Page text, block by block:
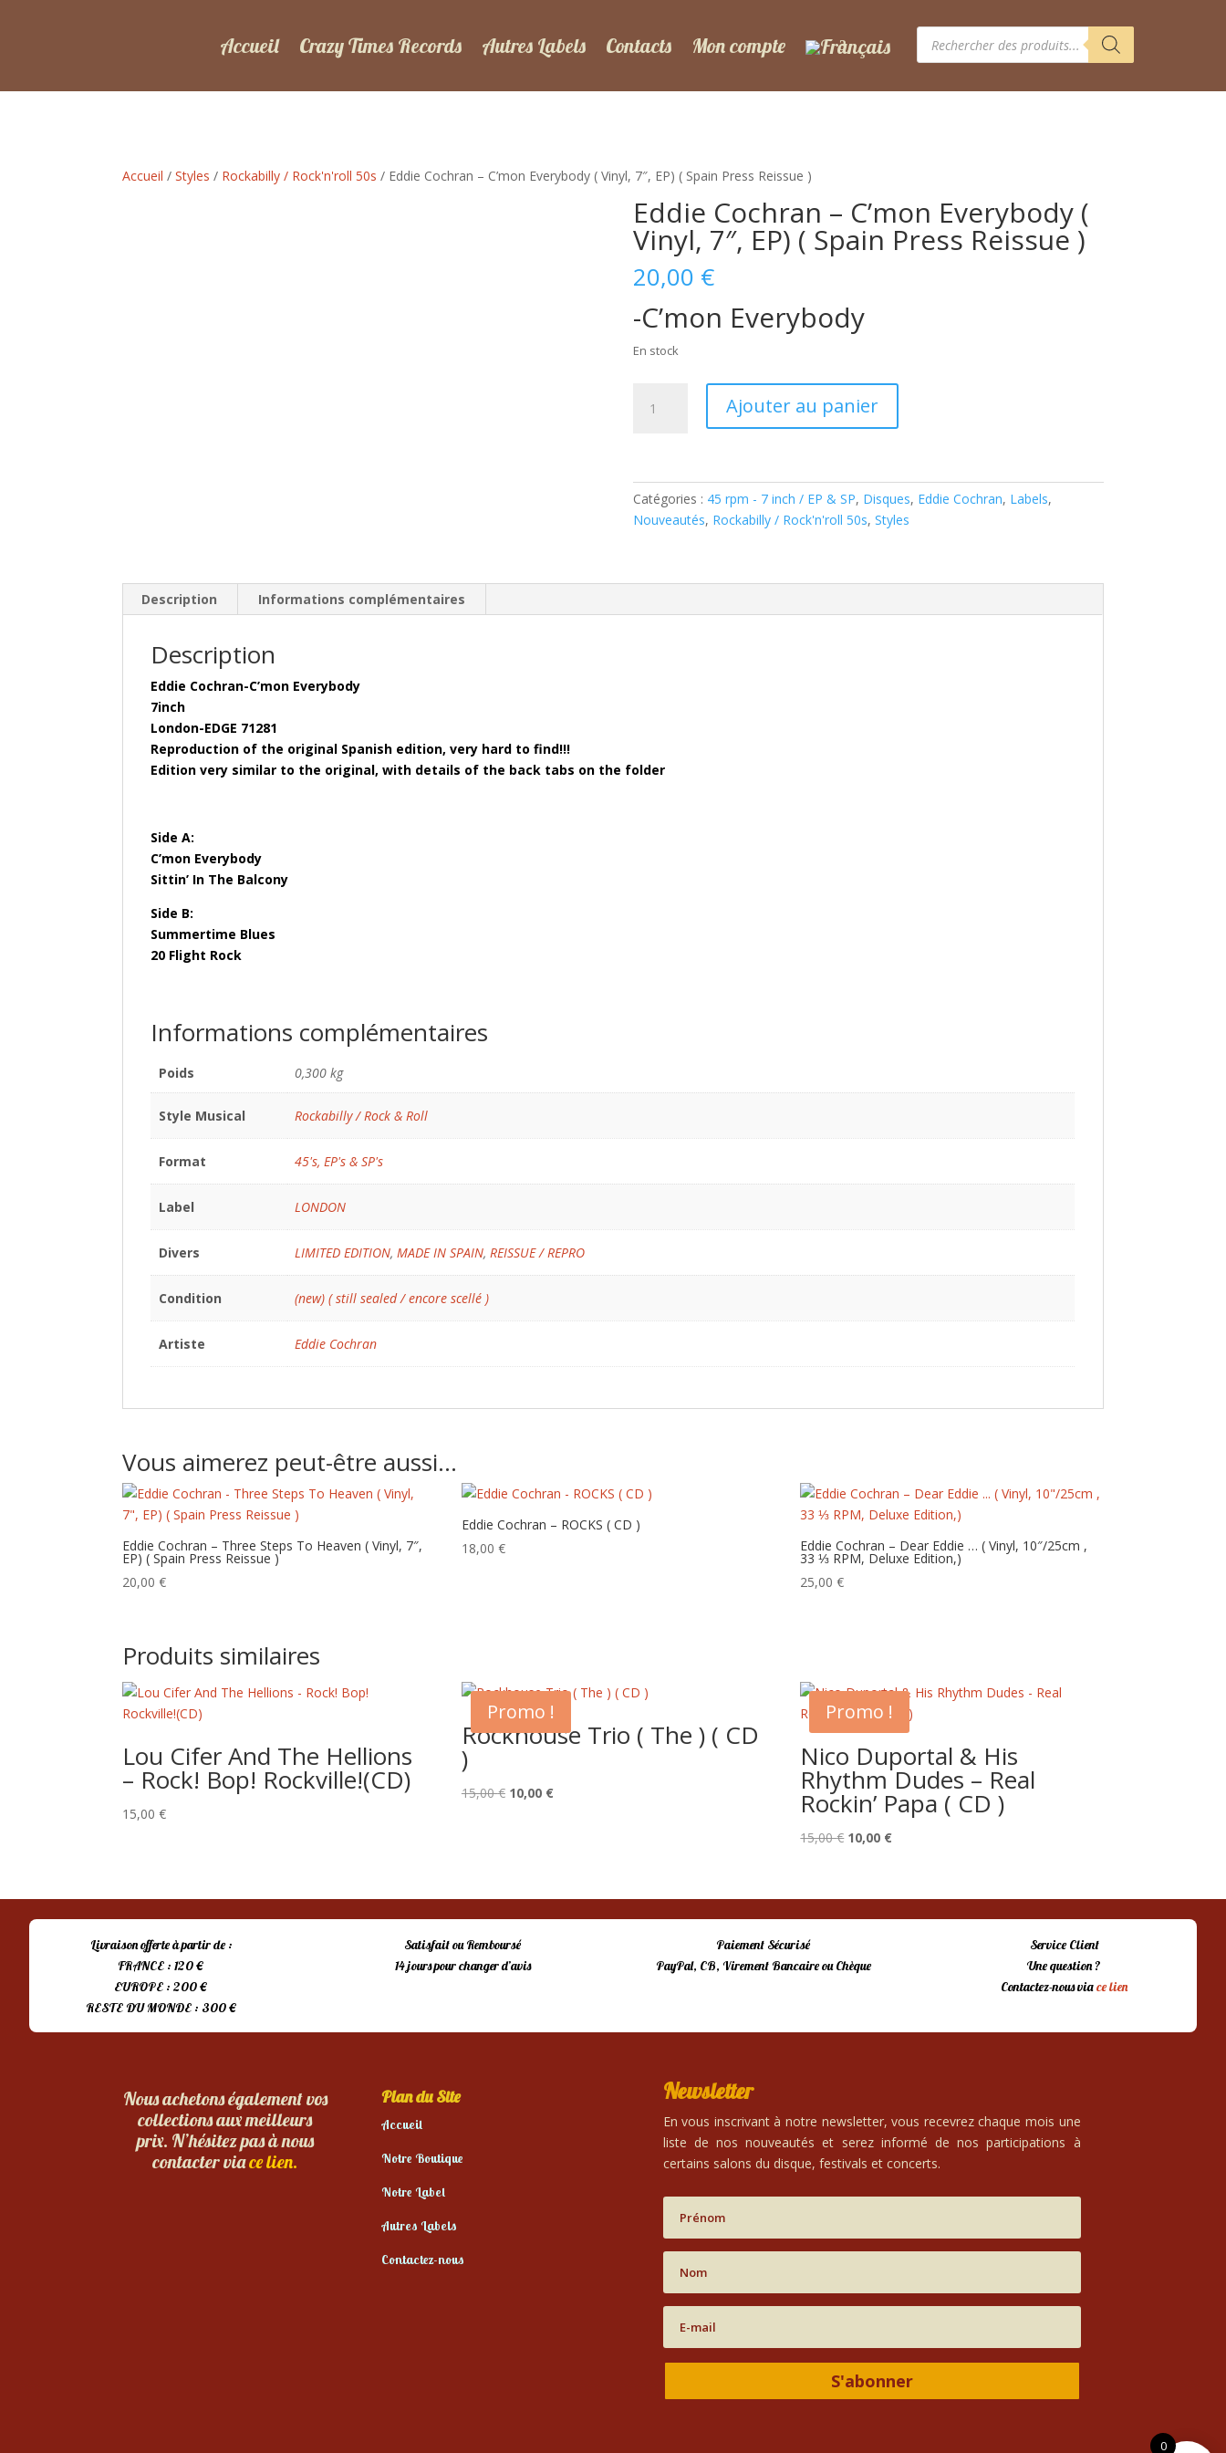
Accueil Crazy Times Records Autres Labels Contacts Mon compte
Recherche
produits
Accueil /Styles / Rockabilly / Rock'n'roll 50s / Eddie Cochran – C’mon Everybody ( Vinyl, 7″, EP) ( Spain Press Reissue )
Eddie Cochran – C’mon Everybody (
Vinyl, 7″, EP) ( Spain Press Reissue )
20,00 €
-C’mon Everybody
En stock
C'mon
Everybody
7",
Ajouter au panier
Catégories : 45 rpm - 7 inch / EP & SP, Disques, Eddie Cochran, Labels,
Nouveautés, Rockabilly / Rock'n'roll 50s, Styles
Description Informations complémentaires
Description
Eddie Cochran-C’mon Everybody
7inch
London-EDGE 71281
Reproduction of the original Spanish edition, very hard to find!!!
Edition very similar to the original, with details of the back tabs on the folder
Side A:
C’mon Everybody
Sittin’ In The Balcony
Side B:
Summertime Blues
20 Flight Rock
Informations complémentaires
Poids 0,300 kg
Style Musical Rockabilly / Rock & Roll
Format 45's, EP's & SP's
Label LONDON
Divers LIMITED EDITION,MADE IN SPAIN,REISSUE / REPRO
Condition (new) ( still sealed / encore scellé )
Artiste Eddie Cochran
Vous aimerez peut-être aussi…
Eddie Cochran – Three Steps To Heaven ( Vinyl, 7″,
EP) ( Spain Press Reissue )
20,00€
Eddie Cochran – ROCKS ( CD )
18,00 € Eddie Cochran – Dear Eddie … ( Vinyl, 10″/25cm ,
33 ⅓ RPM, Deluxe Edition,)
25,00€
Produits similaires
Lou Cifer And The Hellions
– Rock! Bop! Rockville!(CD)
15,00€
Promo !
Rockhouse Trio ( The ) ( CD
)
15,00€ Le
10,00 €Le
Promo !
Nico Duportal & His
Rhythm Dudes – Real
Rockin’ Papa ( CD )
15,00€ Le
était :
15,00 €.
10,00 €Le
est :
10,00 €.
Livraison offerte à partir de :
FRANCE : 120 €
EUROPE : 200 €
RESTE DU MONDE : 300 €
Satisfait ou Remboursé
14 jours pour changer d’avis
Paiement Sécurisé
PayPal, CB, Virement Bancaire ou Chèque
Service Client
Une question ?
Contactez-nous viace lien
Nous achetons également vos
collections aux meilleurs
prix. N’hésitez pas à nous
contacter viace lien.
Plan du Site
Accueil
Notre Boutique
Notre Label
Autres Labels
Contactez-nous
Newsletter
En vous inscrivant à notre newsletter, vous recevrez chaque mois une
liste de nos nouveautés et serez informé de nos participations à
certains salons du disque, festivals et concerts.
S'abonner
0